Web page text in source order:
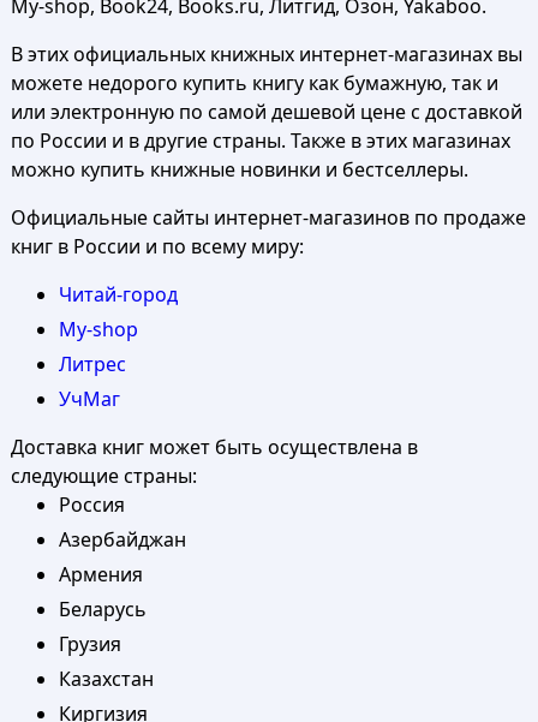
My-shop, Book24, Books.ru, Литгид, Озон, Yakaboo.
В этих официальных книжных интернет-магазинах вы
можете недорого купить книгу как бумажную, так и
или электронную по самой дешевой цене с доставкой
по России и в другие страны. Также в этих магазинах
можно купить книжные новинки и бестселлеры.
Официальные сайты интернет-магазинов по продаже
книг в России и по всему миру:
Читай-город
My-shop
Литрес
УчМаг
Доставка книг может быть осуществлена в
следующие страны:
Россия
Азербайджан
Армения
Беларусь
Грузия
Казахстан
Киргизия